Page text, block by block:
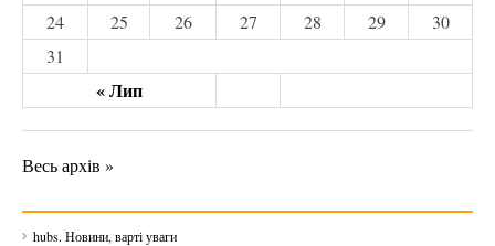
« Лип
24
25 26 27 28 29
30
31
Весь архів »
hubs. Новини, варті уваги